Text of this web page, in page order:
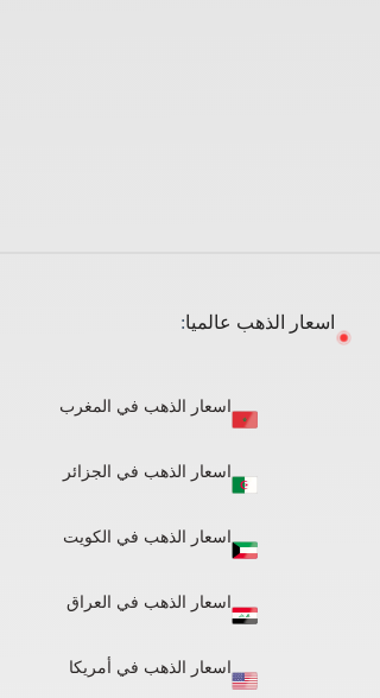
اسعار الذهب عالميا:
اسعار الذهب في المغرب
اسعار الذهب في الجزائر​
اسعار الذهب في الكويت
اسعار الذهب في العراق
اسعار الذهب في أمريكا